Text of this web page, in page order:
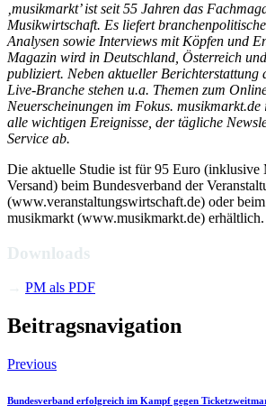
‚musikmarkt’ ist seit 55 Jahren das
Musikwirtschaft. Es liefert
Analysen sowie Interviews mit Köpfen und
Magazin wird in Deutschland, Österreich
publiziert. Neben aktueller Berichterstattung
Live-Branche stehen u.a. Themen zum
Neuerscheinungen im Fokus.
alle wichtigen Ereignisse, der tägliche
Service ab.
Die aktuelle Studie ist für 95 Euro (inklusive
Versand) beim Bundesverband der
(www.veranstaltungswirtschaft.de) oder
musikmarkt (www.musikmarkt.de) erhältlich.
Downloads
→ PM als PDF
Beitragsnavigation
Previous
Bundesverband erfolgreich im Kampf gegen